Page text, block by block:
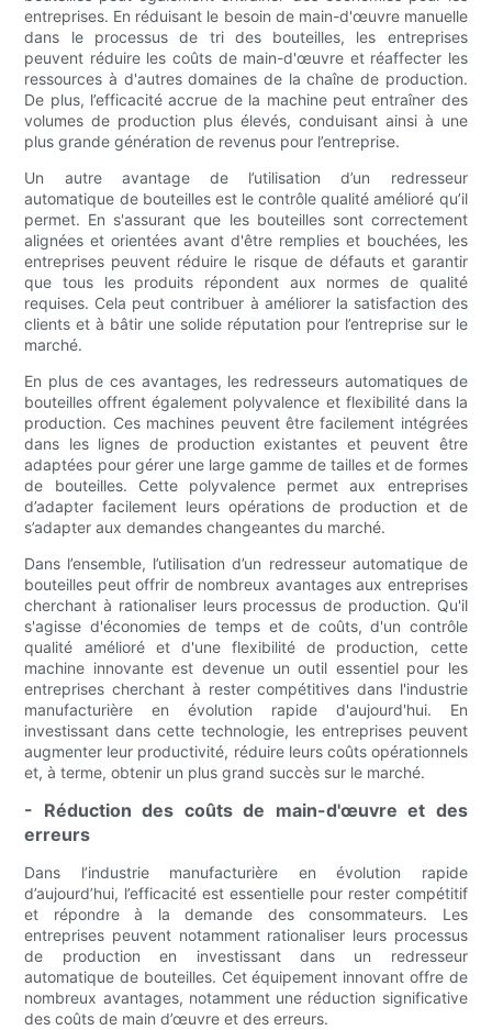
entreprises. En réduisant le besoin de main-d'œuvre manuelle
dans le processus de tri des bouteilles, les entreprises
peuvent réduire les coûts de main-d'œuvre et réaffecter les
ressources à d'autres domaines de la chaîne de production.
De plus, l’efficacité accrue de la machine peut entraîner des
volumes de production plus élevés, conduisant ainsi à une
plus grande génération de revenus pour l’entreprise.
Un autre avantage de l’utilisation d’un redresseur
automatique de bouteilles est le contrôle qualité amélioré qu’il
permet. En s'assurant que les bouteilles sont correctement
alignées et orientées avant d'être remplies et bouchées, les
entreprises peuvent réduire le risque de défauts et garantir
que tous les produits répondent aux normes de qualité
requises. Cela peut contribuer à améliorer la satisfaction des
clients et à bâtir une solide réputation pour l’entreprise sur le
marché.
En plus de ces avantages, les redresseurs automatiques de
bouteilles offrent également polyvalence et flexibilité dans la
production. Ces machines peuvent être facilement intégrées
dans les lignes de production existantes et peuvent être
adaptées pour gérer une large gamme de tailles et de formes
de bouteilles. Cette polyvalence permet aux entreprises
d’adapter facilement leurs opérations de production et de
s’adapter aux demandes changeantes du marché.
Dans l’ensemble, l’utilisation d’un redresseur automatique de
bouteilles peut offrir de nombreux avantages aux entreprises
cherchant à rationaliser leurs processus de production. Qu'il
s'agisse d'économies de temps et de coûts, d'un contrôle
qualité amélioré et d'une flexibilité de production, cette
machine innovante est devenue un outil essentiel pour les
entreprises cherchant à rester compétitives dans l'industrie
manufacturière en évolution rapide d'aujourd'hui. En
investissant dans cette technologie, les entreprises peuvent
augmenter leur productivité, réduire leurs coûts opérationnels
et, à terme, obtenir un plus grand succès sur le marché.
- Réduction des coûts de main-d'œuvre et des
erreurs
Dans l’industrie manufacturière en évolution rapide
d’aujourd’hui, l’efficacité est essentielle pour rester compétitif
et répondre à la demande des consommateurs. Les
entreprises peuvent notamment rationaliser leurs processus
de production en investissant dans un redresseur
automatique de bouteilles. Cet équipement innovant offre de
nombreux avantages, notamment une réduction significative
des coûts de main d’œuvre et des erreurs.